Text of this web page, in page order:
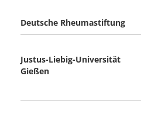
Deutsche Rheumastiftung
Justus-Liebig-Universität
Gießen